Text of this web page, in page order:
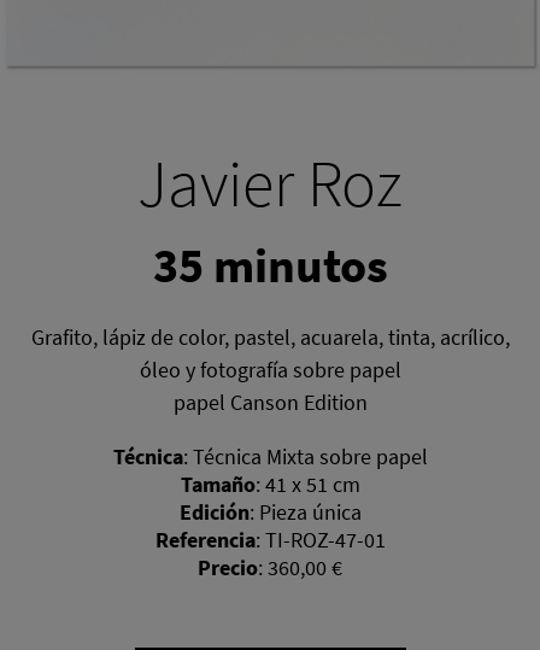
Javier Roz
35 minutos
Grafito, lápiz de color, pastel, acuarela, tinta, acrílico,
óleo y fotografía sobre papel
papel Canson Edition
Técnica: Técnica Mixta sobre papel
Tamaño: 41 x 51 cm
Edición: Pieza única
Referencia: TI-ROZ-47-01
Precio: 360,00 €